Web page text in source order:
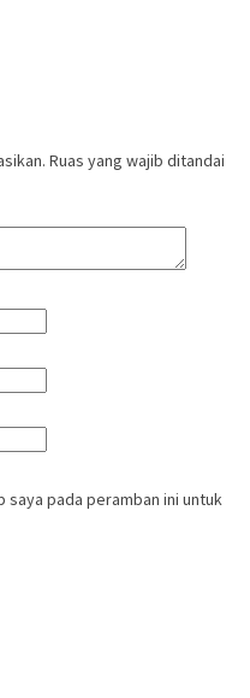
Ruas yang wajib ditandai
saya pada peramban ini untuk